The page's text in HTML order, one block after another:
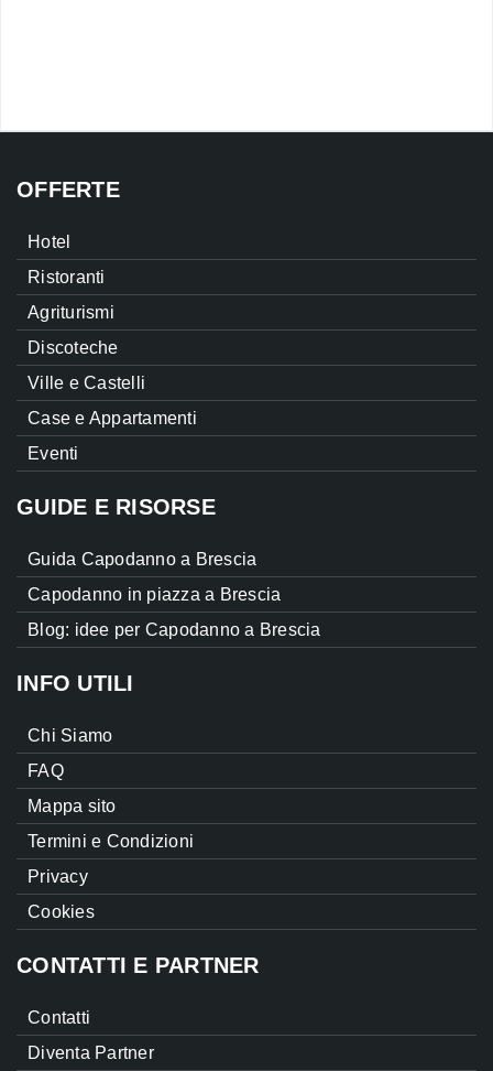
OFFERTE
Hotel
Ristoranti
Agriturismi
Discoteche
Ville e Castelli
Case e Appartamenti
Eventi
GUIDE E RISORSE
Guida Capodanno a Brescia
Capodanno in piazza a Brescia
Blog: idee per Capodanno a Brescia
INFO UTILI
Chi Siamo
FAQ
Mappa sito
Termini e Condizioni
Privacy
Cookies
CONTATTI E PARTNER
Contatti
Diventa Partner